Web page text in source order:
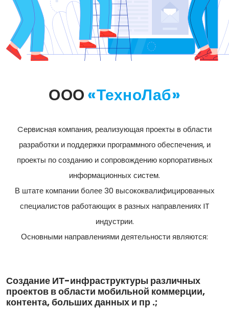
ООО«ТехноЛаб»
Cервисная компания, реализующая проекты в области
разработки и поддержки программного обеспечения, и
проекты по созданию и сопровождению корпоративных
информационных систем.
В штате компании более 30 высококвалифицированных
специалистов работающих в разных направлениях IT
индустрии.
Основными направлениями деятельности являются:
Создание ИТ-инфраструктуры различных
проектов в области мобильной коммерции,
контента, больших данных и пр .;